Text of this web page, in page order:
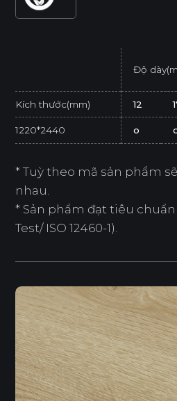
Độ
Kích thước(mm) 12
1220*2440 o
* Tuỳ theo mã sản phẩm
nhau.
* Sản phẩm đạt tiêu chuẩn
Test/ ISO 12460-1).